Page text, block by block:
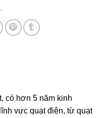
có hơn 5 năm kinh
vực quạt điện, từ quạt